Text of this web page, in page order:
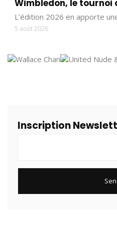
Wimbledon, le tournoi
L’édition 2026 en apporte
5 août 2026
Inscription